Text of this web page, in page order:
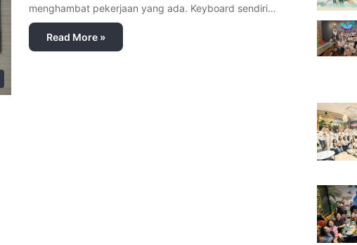
menghambat pekerjaan yang ada. Keyboard sendiri…
Read More »